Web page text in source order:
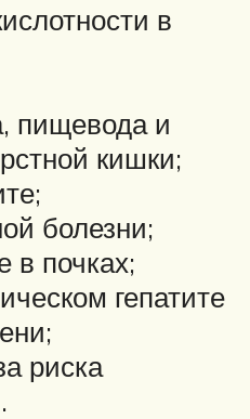
в
пищевода и
кишки;
болезни;
в почках;
гепатите
риска